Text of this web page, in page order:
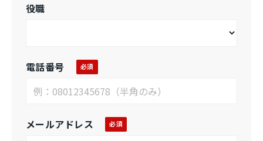
役職
電話番号
メールアドレス